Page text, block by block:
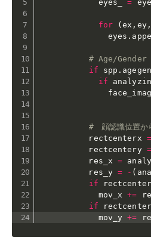
            eyes_
=
for (ex , ey,
              eyes
.
# Age/
if spp .
if
#　顔認識位置か
          rectcenterx
=
          rectcentery
=
          res_x
=
          res_y
= - (
if
            mov_x
+=
if
            mov_y
+=